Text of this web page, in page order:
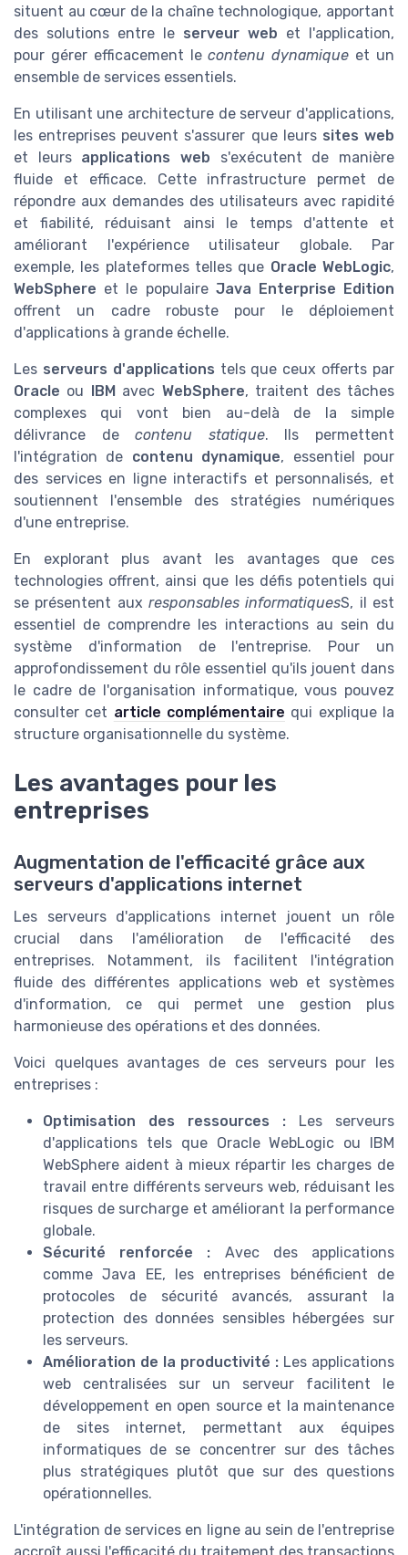
situent au cœur de la chaîne technologique, apportant
des solutions entre le serveur web et l'application,
pour gérer efficacement lecontenu dynamique et un
ensemble de services essentiels.
En utilisant une architecture de serveur d'applications,
les entreprises peuvent s'assurer que leurs sites web
et leurs applications web s'exécutent de manière
fluide et efficace. Cette infrastructure permet de
répondre aux demandes des utilisateurs avec rapidité
et fiabilité, réduisant ainsi le temps d'attente et
améliorant l'expérience utilisateur globale. Par
exemple, les plateformes telles que Oracle WebLogic,
WebSphere et le populaire Java Enterprise Edition
offrent un cadre robuste pour le déploiement
d'applications à grande échelle.
Les serveurs d'applications tels que ceux offerts par
Oracle ou IBM avec WebSphere, traitent des tâches
complexes qui vont bien au-delà de la simple
délivrance decontenu statique. Ils permettent
l'intégration de contenu dynamique, essentiel pour
des services en ligne interactifs et personnalisés, et
soutiennent l'ensemble des stratégies numériques
d'une entreprise.
En explorant plus avant les avantages que ces
technologies offrent, ainsi que les défis potentiels qui
se présentent aux responsables informatiquesS, il est
essentiel de comprendre les interactions au sein du
système d'information de l'entreprise. Pour un
approfondissement du rôle essentiel qu'ils jouent dans
le cadre de l'organisation informatique, vous pouvez
consulter cet article complémentaire qui explique la
structure organisationnelle du système.
Les avantages pour les
entreprises
Augmentation de l'efficacité grâce aux
serveurs d'applications internet
Les serveurs d'applications internet jouent un rôle
crucial dans l'amélioration de l'efficacité des
entreprises. Notamment, ils facilitent l'intégration
fluide des différentes applications web et systèmes
d'information, ce qui permet une gestion plus
harmonieuse des opérations et des données.
Voici quelques avantages de ces serveurs pour les
entreprises :
Optimisation des ressources : Les serveurs
d'applications tels que Oracle WebLogic ou IBM
WebSphere aident à mieux répartir les charges de
travail entre différents serveurs web, réduisant les
risques de surcharge et améliorant la performance
globale.
Sécurité renforcée : Avec des applications
comme Java EE, les entreprises bénéficient de
protocoles de sécurité avancés, assurant la
protection des données sensibles hébergées sur
les serveurs.
Amélioration de la productivité : Les applications
web centralisées sur un serveur facilitent le
développement en open source et la maintenance
de sites internet, permettant aux équipes
informatiques de se concentrer sur des tâches
plus stratégiques plutôt que sur des questions
opérationnelles.
L'intégration de services en ligne au sein de l'entreprise
accroît aussi l'efficacité du traitement des transactions